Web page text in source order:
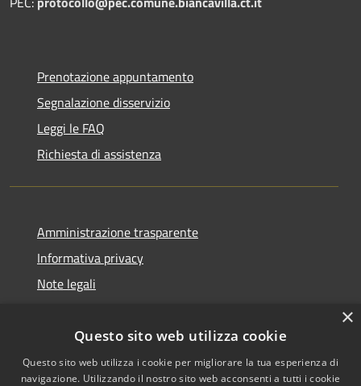
Prenotazione appuntamento
Segnalazione disservizio
Leggi le FAQ
Richiesta di assistenza
Amministrazione trasparente
Informativa privacy
Note legali
×
Questo sito web utilizza cookie
Questo sito web utilizza i cookie per migliorare la tua esperienza di
navigazione. Utilizzando il nostro sito web acconsenti a tutti i cookie